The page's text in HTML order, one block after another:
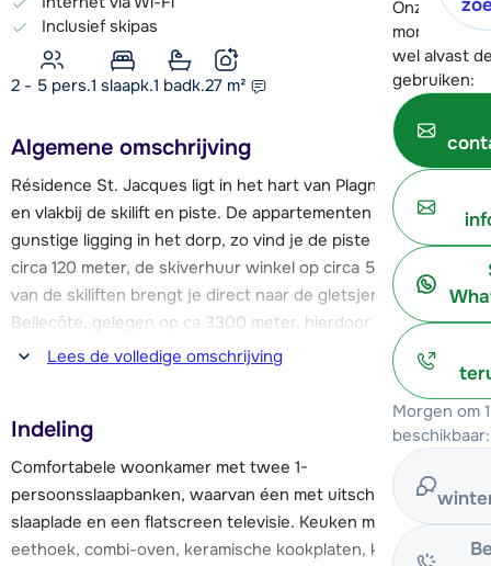
Onze
moment
wel alvast
gebruiken:
Morgen om
beschikbaar:
Inclusief skipas
2 - 5 pers.1 slaapk.1 badk.27 m²
Algemene omschrijving
Résidence St. Jacques ligt in het hart van Plagne Bellecôte
en vlakbij de skilift en piste. De appartementen hebben een
gunstige ligging in het dorp, zo vind je de piste en skilift al op
circa 120 meter, de skiverhuur winkel op circa 50 meter. Een
van de skiliften brengt je direct naar de gletsjer van
Bellecôte, gelegen op ca 3300 meter, hierdoor is de
sneeuwzekerheid gunstig.
De résidence bestaat uit 10 verdiepingen en er is een lift in
het gebouw aanwezig. De comfortabele appartementen zijn
onlangs gerenoveerd wat voor een frisse uitstraling zorgt.
Alle appartementen beschikken over een balkon.
Op slechts 100 meter afstand vind je diverse faciliteiten voor
Lees de volledige omschrijving
Indeling
Comfortabele woonkamer met twee 1-
persoonsslaapbanken, waarvan éen met uitschuifbare
slaaplade en een flatscreen televisie. Keuken met o.a.
eethoek, combi-oven, keramische kookplaten, koelkast en